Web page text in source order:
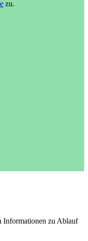
zu.
Informationen zu Ablauf